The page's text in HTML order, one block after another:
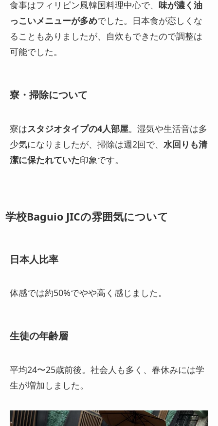
食事はフィリピン風韓国料理中心で、 味が濃く油
っこいメニューが多めでした。日本食が恋しくな
ることもありましたが、自炊もできたので調整は
可能でした。
寮・掃除について
寮はスタジオタイプの4人部屋。湿気や生活音は多
少気になりましたが、掃除は週2回で、 水回りも清
潔に保たれていた印象です。
学校Baguio JICの雰囲気について
日本人比率
体感では約50%でやや高く感じました。
生徒の年齢層
平均24〜25歳前後。社会人も多く、春休みには学
生が増加しました。